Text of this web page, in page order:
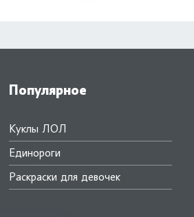
Популярное
Куклы ЛОЛ
Единороги
Раскраски для девочек